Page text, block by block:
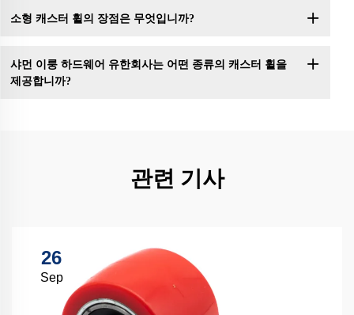
소형 캐스터 휠의 장점은 무엇입니까?
샤먼 이룽 하드웨어 유한회사는 어떤 종류의 캐스터 휠을
제공합니까?
관련 기사
26
Sep